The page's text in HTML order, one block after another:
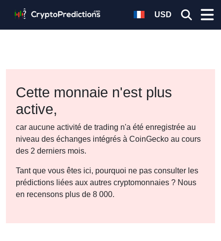
USD
Cette monnaie n'est plus
active,
car aucune activité de trading n'a été enregistrée au
niveau des échanges intégrés à CoinGecko au cours
des 2 derniers mois.
Tant que vous êtes ici, pourquoi ne pas consulter les
prédictions liées aux autres cryptomonnaies ? Nous
en recensons plus de 8 000.